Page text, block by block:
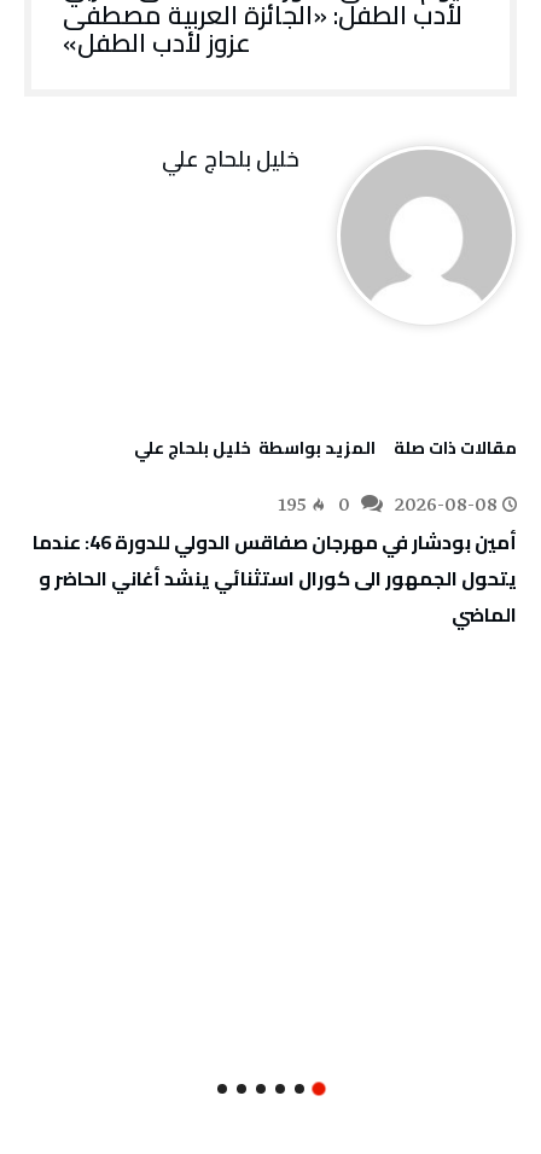
لأدب الطفل: «الجائزة العربية مصطفى
عزوز لأدب الطفل»
خليل‭ ‬بلحاج‭ ‬علي
‫مقالات ذات صلة‬ ‫‫المزيد بواسطة‬ ‬ خليل‭ ‬بلحاج‭ ‬علي
2026-08-08
195
أمين بودشار في مهرجان صفاقس الدولي للدورة 46: عندما
يتحول الجمهور الى كورال استثنائي ينشد أغاني الحاضر و
الماضي